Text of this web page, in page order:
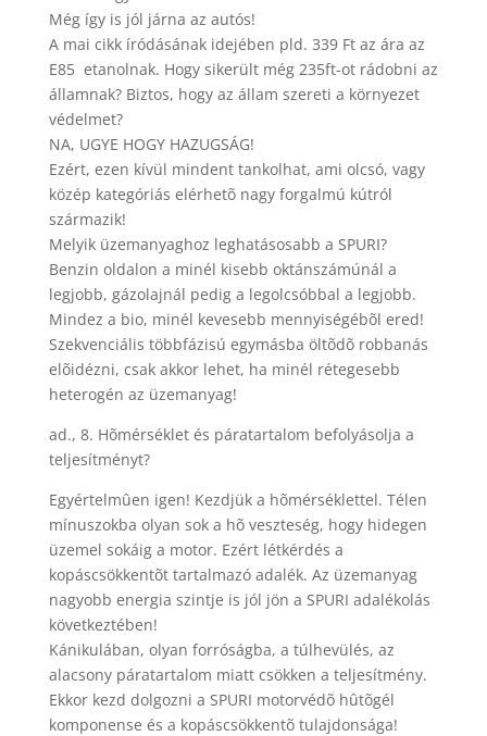
Még így is jól járna az autós!
A mai cikk íródásának idejében pld. 339 Ft az ára az
E85 etanolnak. Hogy sikerült még 235ft-ot rádobni az
államnak? Biztos, hogy az állam szereti a környezet
védelmet?
NA, UGYE HOGY HAZUGSÁG!
Ezért, ezen kívül mindent tankolhat, ami olcsó, vagy
közép kategóriás elérhetõ nagy forgalmú kútról
származik!
Melyik üzemanyaghoz leghatásosabb a SPURI?
Benzin oldalon a minél kisebb oktánszámúnál a
legjobb, gázolajnál pedig a legolcsóbbal a legjobb.
Mindez a bio, minél kevesebb mennyiségébõl ered!
Szekvenciális többfázisú egymásba öltõdõ robbanás
elõidézni, csak akkor lehet, ha minél rétegesebb
heterogén az üzemanyag!
ad., 8. Hõmérséklet és páratartalom befolyásolja a
teljesítményt?
Egyértelmûen igen! Kezdjük a hõmérséklettel. Télen
mínuszokba olyan sok a hõ veszteség, hogy hidegen
üzemel sokáig a motor. Ezért létkérdés a
kopáscsökkentõt tartalmazó adalék. Az üzemanyag
nagyobb energia szintje is jól jön a SPURI adalékolás
következtében!
Kánikulában, olyan forróságba, a túlhevülés, az
alacsony páratartalom miatt csökken a teljesítmény.
Ekkor kezd dolgozni a SPURI motorvédõ hûtõgél
komponense és a kopáscsökkentõ tulajdonsága!